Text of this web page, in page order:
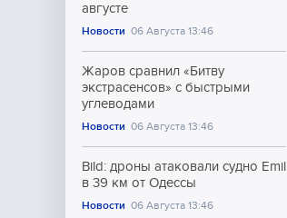
августе
Новости 06 Августа 13:46
Жаров сравнил «Битву
экстрасенсов» с быстрыми
углеводами
Новости 06 Августа 13:46
Bild: дроны атаковали судно Emil
в 39 км от Одессы
Новости 06 Августа 13:46